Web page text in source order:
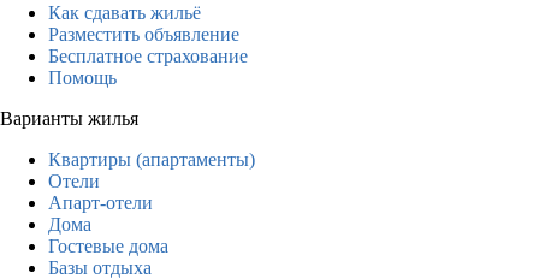
Как сдавать жильё
Разместить объявление
Бесплатное страхование
Помощь
Варианты жилья
Квартиры (апартаменты)
Отели
Апарт-отели
Дома
Гостевые дома
Базы отдыха